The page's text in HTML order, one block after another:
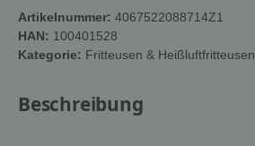
Artikelnummer: 4067522088714Z1
HAN: 100401528
Kategorie: Fritteusen & Heißluftfritteusen
Beschreibung